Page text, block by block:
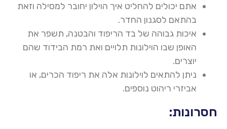
אתם יכולים להחליט איך הוילון יחובר למסילה וזאת
בהתאם לסגנון החדר.
איכות גבוהה של בד הריפוד והבטנה, תשפר את
האופן שבו הוילונות תלויים ואת רמת הבידוד שהם
יוצרים.
ניתן להתאים לוילונות אלה את ריפוד הכרים, או
אביזרי ריהוט נוספים.
חסרונות: